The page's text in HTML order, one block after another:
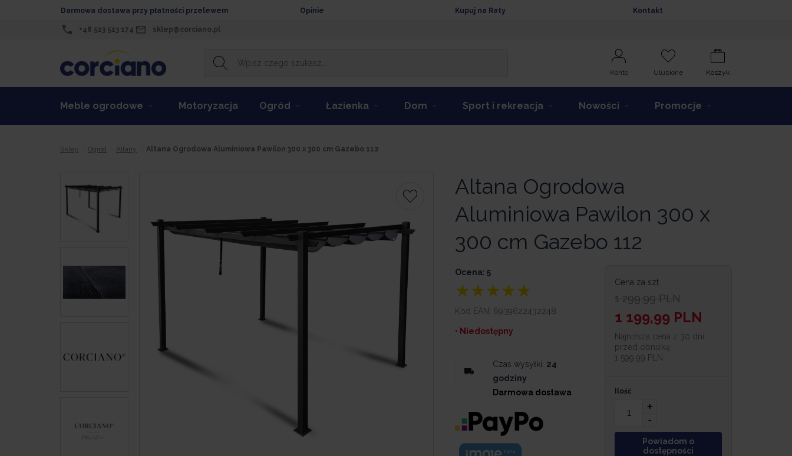
Darmowa dostawa przy płatności przelewem Opinie Kupuj na Raty Kontakt
+48 513 513 174 sklep@corciano.pl
Konto Ulubione Koszyk
Meble ogrodowe Motoryzacja Ogród Łazienka Dom Sport i rekreacja Nowości Promocje
Sklep Ogród Altany Altana Ogrodowa Aluminiowa Pawilon 300 x 300 cm Gazebo 112
Altana Ogrodowa
Aluminiowa Pawilon 300 x
300 cm Gazebo 112
Ocena: 5
Kod EAN: 6939622432248
• Niedostępny
Czas wysyłki: 24
godziny
Darmowa dostawa
Cena za szt
1 299,99 PLN
1 199,99 PLN
Najniższa cena z 30 dni
przed obniżką:
1 599,99 PLN
Ilość
+
-
Powiadom o
dostępności